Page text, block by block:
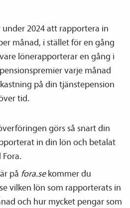
2024 att rapportera in
månad, i stället för en gång
löne­rapporterar en gång i
varje månad
på din tjänste­pension
tid.
görs så snart din
in din lön och betalat
på fora.sekommer du
vilken lön som rapporterats in
och hur mycket pengar som